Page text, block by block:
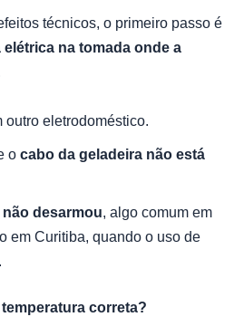
técnicos, o primeiro passo é
elétrica na tomada onde a
outro eletrodoméstico.
o cabo da geladeira não está
desarmou , algo comum em
em Curitiba, quando o uso de
correta?